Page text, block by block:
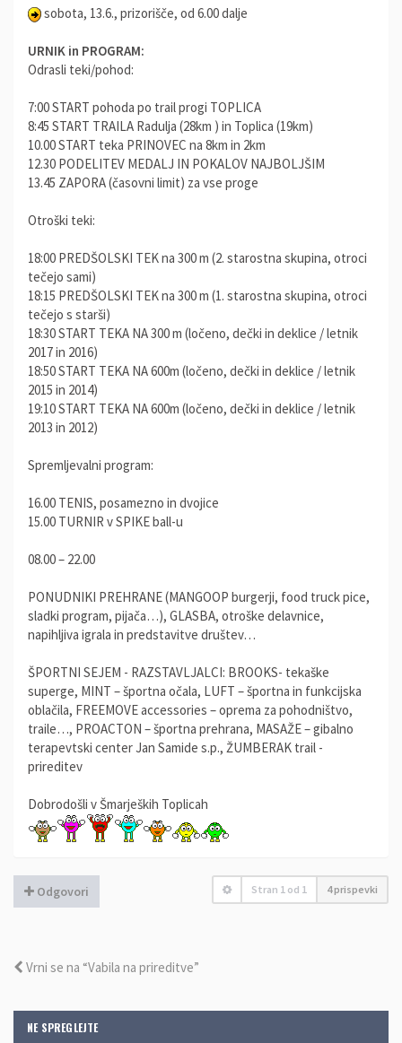
NE SPREGLEJTE
sobota, 13.6., prizorišče, od 6.00 dalje
URNIK in PROGRAM:
Odrasli teki/pohod:
7:00 START pohoda po trail progi TOPLICA
8:45 START TRAILA Radulja (28km ) in Toplica (19km)
10.00 START teka PRINOVEC na 8km in 2km
12.30 PODELITEV MEDALJ IN POKALOV NAJBOLJŠIM
13.45 ZAPORA (časovni limit) za vse proge
Otroški teki:
18:00 PREDŠOLSKI TEK na 300 m (2. starostna skupina, otroci
tečejo sami)
18:15 PREDŠOLSKI TEK na 300 m (1. starostna skupina, otroci
tečejo s starši)
18:30 START TEKA NA 300 m (ločeno, dečki in deklice / letnik
2017 in 2016)
18:50 START TEKA NA 600m (ločeno, dečki in deklice / letnik
2015 in 2014)
19:10 START TEKA NA 600m (ločeno, dečki in deklice / letnik
2013 in 2012)
Spremljevalni program:
16.00 TENIS, posamezno in dvojice
15.00 TURNIR v SPIKE ball-u
08.00 – 22.00
PONUDNIKI PREHRANE (MANGOOP burgerji, food truck pice,
sladki program, pijača…), GLASBA, otroške delavnice,
napihljiva igrala in predstavitve društev…
ŠPORTNI SEJEM - RAZSTAVLJALCI: BROOKS- tekaške
superge, MINT – športna očala, LUFT – športna in funkcijska
oblačila, FREEMOVE accessories – oprema za pohodništvo,
traile…, PROACTON – športna prehrana, MASAŽE – gibalno
terapevtski center Jan Samide s.p., ŽUMBERAK trail -
prireditev
Dobrodošli v Šmarjeških Toplicah
Odgovori Stran 1 od 1 4 prispevki
Vrni se na “Vabila na prireditve”